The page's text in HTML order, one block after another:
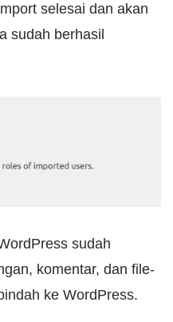
selesai dan akan
sudah berhasil
sudah
komentar, dan file-
ke WordPress.